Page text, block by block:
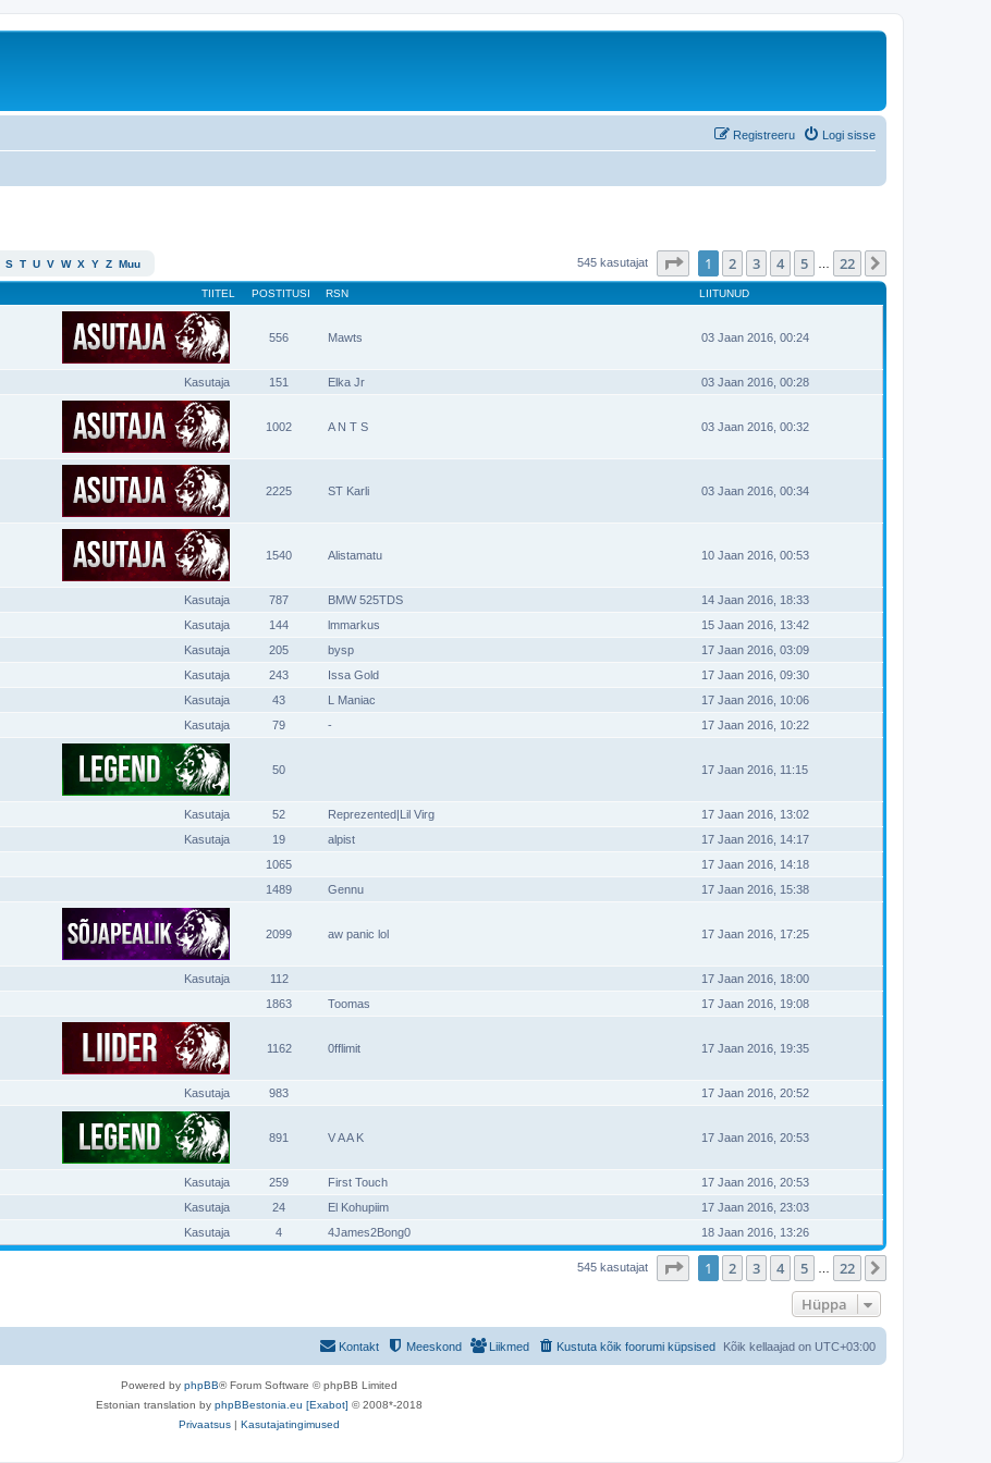
Logi sisse
Registreeru
S T U V W X Y Z Muu 545 kasutajat . leht 22 -st
1 2 3 4 5 22
TIITEL POSTITUSI RSN LIITUNUD
556
Mawts 03 Jaan 2016, 00:24
Kasutaja 151 Elka Jr
03 Jaan 2016, 00:28
1002
A N T S 03 Jaan 2016, 00:32
2225
ST Karli 03 Jaan 2016, 00:34
1540
Alistamatu 10 Jaan 2016, 00:53
Kasutaja 787 BMW 525TDS
14 Jaan 2016, 18:33
Kasutaja
144 lmmarkus
15 Jaan 2016, 13:42
Kasutaja
205 bysp
17 Jaan 2016, 03:09
Kasutaja
243 Issa Gold
17 Jaan 2016, 09:30
Kasutaja
43 L Maniac
17 Jaan 2016, 10:06
Kasutaja
79 -
17 Jaan 2016, 10:22
50
17 Jaan 2016, 11:15
Kasutaja 52 Reprezented|Lil Virg
17 Jaan 2016, 13:02
Kasutaja
19 alpist
17 Jaan 2016, 14:17
1065
17 Jaan 2016, 14:18
1489 Gennu
17 Jaan 2016, 15:38
2099
aw panic lol 17 Jaan 2016, 17:25
Kasutaja 112
17 Jaan 2016, 18:00
1863 Toomas
17 Jaan 2016, 19:08
1162
0fflimit 17 Jaan 2016, 19:35
Kasutaja 983
17 Jaan 2016, 20:52
891
V A A K 17 Jaan 2016, 20:53
Kasutaja 259 First Touch
17 Jaan 2016, 20:53
Kasutaja
24 El Kohupiim
17 Jaan 2016, 23:03
Kasutaja
4 4James2Bong0 18 Jaan 2016, 13:26
545 kasutajat . leht 22 -st
1 2 3 4 5 22
Hüppa
Kõik kellaajad on UTC+03:00
Kustuta kõik foorumi küpsised
Liikmed
Meeskond
Kontakt
Powered by phpBB® Forum Software © phpBB Limited
Estonian translation by phpBBestonia.eu [Exabot] © 2008*-2018
Privaatsus | Kasutajatingimused